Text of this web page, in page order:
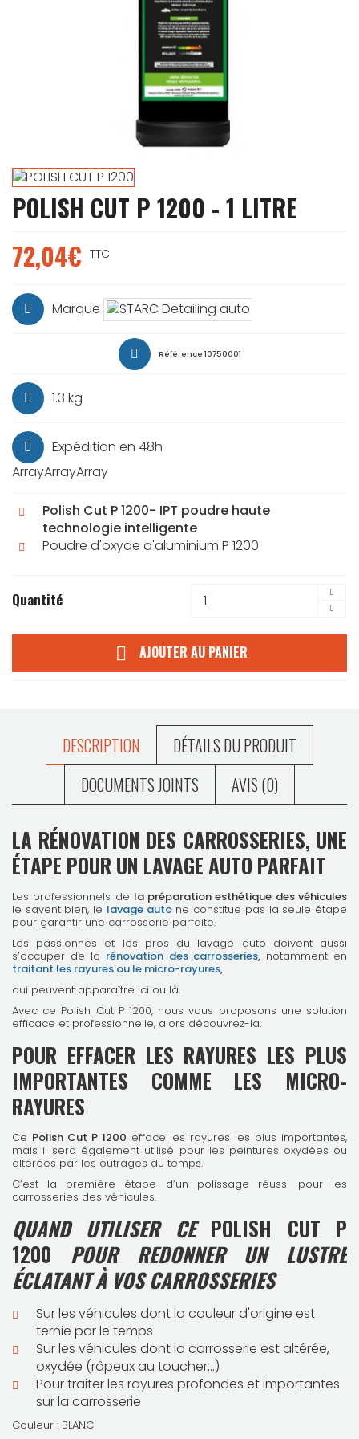
POLISH CUT P 1200 - 1 LITRE
72,04€ TTC
Marque
Référence 10750001
1.3 kg
Expédition en 48h
ArrayArrayArray
Polish Cut P 1200- IPT poudre haute
technologie intelligente
Poudre d'oxyde d'aluminium P 1200
Quantité
 AJOUTER AU PANIER
DESCRIPTION
DÉTAILS DU PRODUIT
DOCUMENTS JOINTS
AVIS (0)
LA RÉNOVATION DES CARROSSERIES, UNE
ÉTAPE POUR UN LAVAGE AUTO PARFAIT
Les professionnels de la préparation esthétique des véhicules
le savent bien, le lavage autone constitue pas la seule étape
pour garantir une carrosserie parfaite.
Les passionnés et les pros du lavage auto doivent aussi
s’occuper de la rénovation des carrosseries,notamment en
traitant les rayures ou le micro-rayures,
qui peuvent apparaître ici ou là.
Avec ce Polish Cut P 1200, nous vous proposons une solution
efficace et professionnelle, alors découvrez-la.
POUR EFFACER LES RAYURES LES PLUS
IMPORTANTES COMME LES MICRO-
RAYURES
Ce Polish Cut P 1200 efface les rayures les plus importantes,
mais il sera également utilisé pour les peintures oxydées ou
altérées par les outrages du temps.
C’est la première étape d’un polissage réussi pour les
carrosseries des véhicules.
QUAND UTILISER CE POLISH CUT P
1200 POUR REDONNER UN LUSTRE
ÉCLATANT À VOS CARROSSERIES
Sur les véhicules dont la couleur d'origine est
ternie par le temps
Sur les véhicules dont la carrosserie est altérée,
oxydée (râpeux au toucher...)
Pour traiter les rayures profondes et importantes
sur la carrosserie
Couleur : BLANC